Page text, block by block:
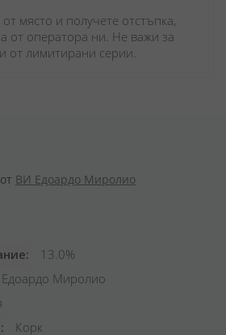
място и получете отстъпка,
от оператора ни. Не важи за
от лимитирани серии.
ВИ Едоардо Миролио
13.0%
Миролио
Корк